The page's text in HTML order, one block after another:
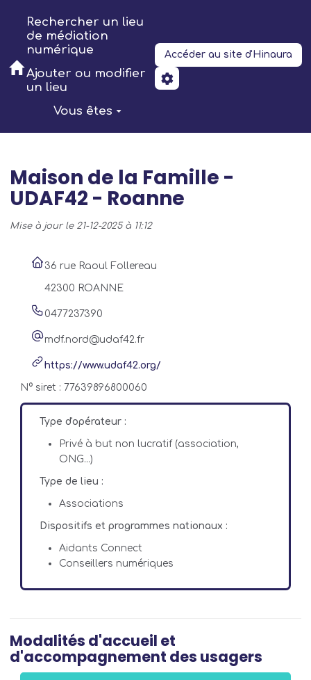
Aller au contenu principal
Rechercher un lieu
de médiation
numérique
Ajouter ou modifier
un lieu
Vous êtes
Accéder au site d'Hinaura
Maison de la Famille -
UDAF42 - Roanne
Mise à jour le 21-12-2025 à 11:12
36 rue Raoul Follereau
42300 ROANNE
0477237390
mdf.nord@udaf42.fr
https://www.udaf42.org/
N° siret : 77639896800060
Type d'opérateur :
Privé à but non lucratif (association,
ONG...)
Type de lieu :
Associations
Dispositifs et programmes nationaux :
Aidants Connect
Conseillers numériques
Modalités d'accueil et
d'accompagnement des usagers